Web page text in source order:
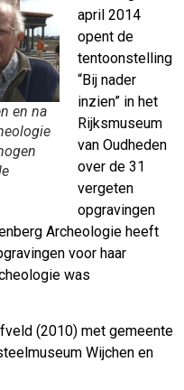
en na
april 2014
opent de
tentoonstelling
“Bij nader
inzien” in het
Rijksmuseum
van Oudheden
over de 31
vergeten
opgravingen
Archeologie heeft
voor haar
was
(2010) met gemeente
Wijchen en